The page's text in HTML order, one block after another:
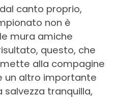
canto proprio,
non è
mura amiche
questo, che
alla compagine
un altro importante
salvezza tranquilla,